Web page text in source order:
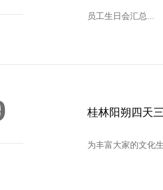
员工生日会汇总...
桂林阳朔四天
为丰富大家的文化